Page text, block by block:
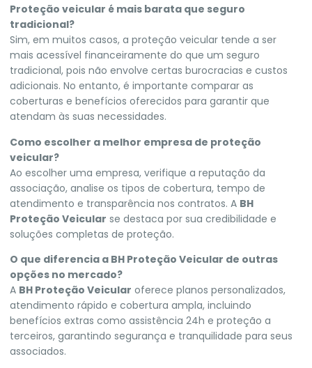
Proteção veicular é mais barata que seguro
tradicional?
Sim, em muitos casos, a proteção veicular tende a ser
mais acessível financeiramente do que um seguro
tradicional, pois não envolve certas burocracias e custos
adicionais. No entanto, é importante comparar as
coberturas e benefícios oferecidos para garantir que
atendam às suas necessidades.
Como escolher a melhor empresa de proteção
veicular?
Ao escolher uma empresa, verifique a reputação da
associação, analise os tipos de cobertura, tempo de
atendimento e transparência nos contratos. A BH
Proteção Veicular se destaca por sua credibilidade e
soluções completas de proteção.
O que diferencia a BH Proteção Veicular de outras
opções no mercado?
A BH Proteção Veicular oferece planos personalizados,
atendimento rápido e cobertura ampla, incluindo
benefícios extras como assistência 24h e proteção a
terceiros, garantindo segurança e tranquilidade para seus
associados.